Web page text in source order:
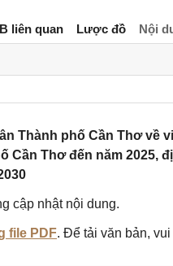
liên quan Lược đồ Nội
Thành phố Cần Thơ về
Cần Thơ đến năm 2025,
cập nhật nội dung.
file PDF. Để tải văn bản,